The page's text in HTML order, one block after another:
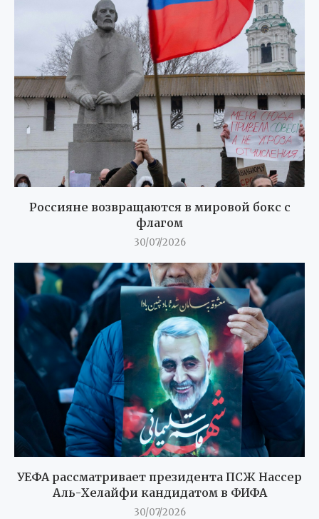
Россияне возвращаются в мировой бокс с
флагом
30/07/2026
УЕФА рассматривает президента ПСЖ Нассер
Аль-Хелайфи кандидатом в ФИФА
30/07/2026